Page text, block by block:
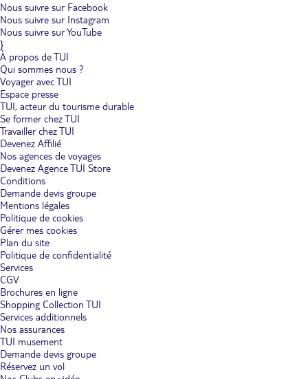
Nous suivre sur Facebook
Nous suivre sur Instagram
Nous suivre sur YouTube
}
À propos de TUI
Qui sommes nous ?
Voyager avec TUI
Espace presse
TUI, acteur du tourisme durable
Se former chez TUI
Travailler chez TUI
Devenez Affilié
Nos agences de voyages
Devenez Agence TUI Store
Conditions
Demande devis groupe
Mentions légales
Politique de cookies
Gérer mes cookies
Plan du site
Politique de confidentialité
Services
CGV
Brochures en ligne
Shopping Collection TUI
Services additionnels
Nos assurances
TUI musement
Demande devis groupe
Réservez un vol